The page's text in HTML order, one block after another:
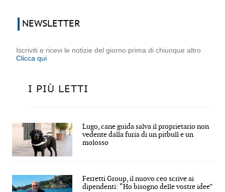
NEWSLETTER
Iscriviti e ricevi le notizie del giorno prima di chiunque altro
Clicca qui
I PIÙ LETTI
Lugo, cane guida salva il proprietario non
vedente dalla furia di un pitbull e un
molosso
Ferretti Group, il nuovo ceo scrive ai
dipendenti: “Ho bisogno delle vostre idee”